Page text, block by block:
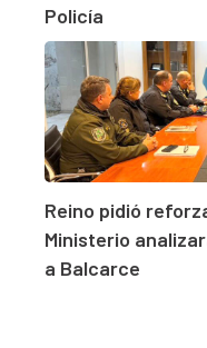
Policía
Reino pidió
Ministerio
a Balcarce